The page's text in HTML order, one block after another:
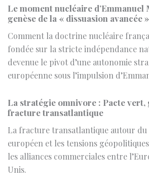
fondée sur la stricte indépendance
devenue le pivot d’une autonomie
européenne sous l’impulsion
La stratégie omnivore : Pacte vert,
fracture transatlantique
européen et les tensions
les alliances commerciales entre
Unis.
IA souveraine ou dépendance
pour l’Europe ?